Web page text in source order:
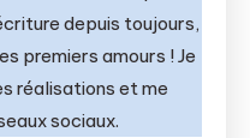
depuis toujours,
premiers amours ! Je
réalisations et me
sociaux.